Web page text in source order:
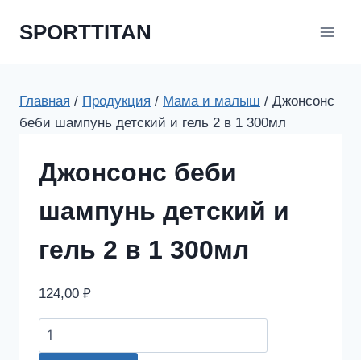
SPORTTITAN
Главная / Продукция / Мама и малыш / Джонсонс
беби шампунь детский и гель 2 в 1 300мл
Джонсонс беби
шампунь детский и
гель 2 в 1 300мл
124,00 ₽
Джонсонс
беби